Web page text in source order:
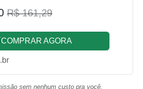
R$ 161,29
AGORA
sem nenhum custo pra você.